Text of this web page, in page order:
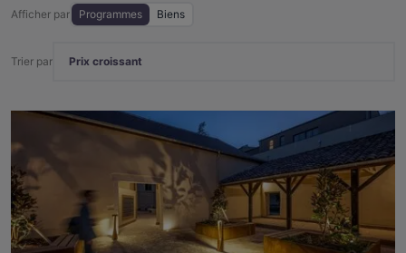
Afficher par Programmes Biens
Trier par Prix croissant